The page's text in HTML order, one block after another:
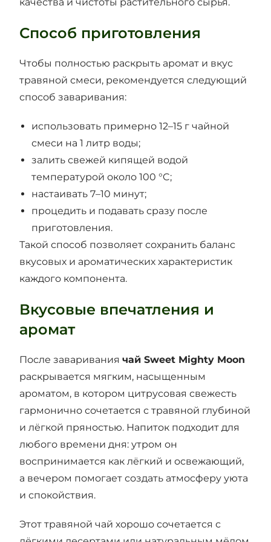
Способ приготовления
Чтобы полностью раскрыть аромат и вкус
травяной смеси, рекомендуется следующий
способ заваривания:
использовать примерно 12–15 г чайной
смеси на 1 литр воды;
залить свежей кипящей водой
температурой около 100 °C;
настаивать 7–10 минут;
процедить и подавать сразу после
приготовления.
Такой способ позволяет сохранить баланс
вкусовых и ароматических характеристик
каждого компонента.
Вкусовые впечатления и
аромат
После завариваниячай Sweet Mighty Moon
раскрывается мягким, насыщенным
ароматом, в котором цитрусовая свежесть
гармонично сочетается с травяной глубиной
и лёгкой пряностью. Напиток подходит для
любого времени дня: утром он
воспринимается как лёгкий и освежающий,
а вечером помогает создать атмосферу уюта
и спокойствия.
Этот травяной чай хорошо сочетается с